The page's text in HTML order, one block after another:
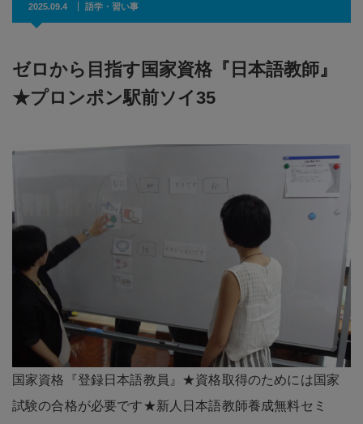
2025.09.4 語学・習い事
ゼロから目指す国家資格『日本語教師』
★プロンポン駅前ソイ35
国家資格『登録日本語教員』★資格取得のためには国家
試験の合格が必要です★新人日本語教師養成無料セミ